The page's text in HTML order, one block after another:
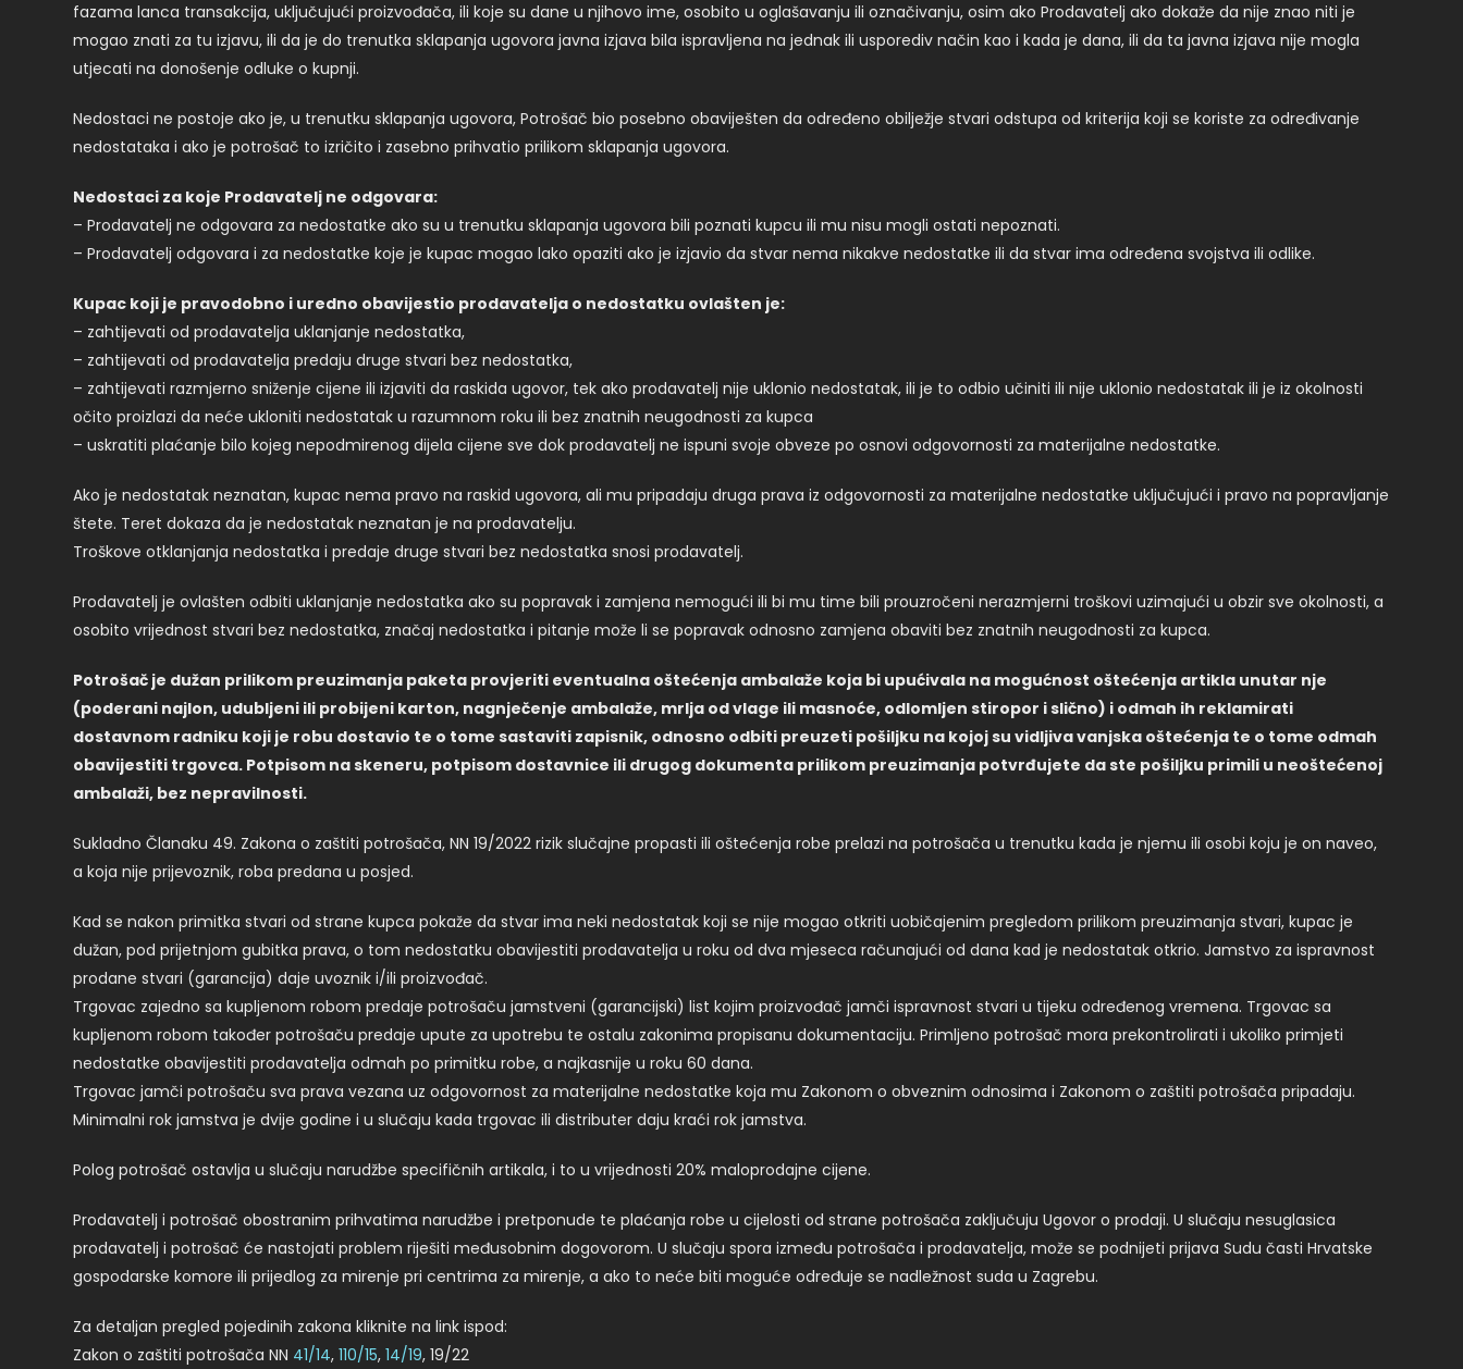
fazama lanca transakcija, uključujući proizvođača, ili koje su dane u njihovo ime, osobito u oglašavanju ili označivanju, osim ako Prodavatelj ako dokaže da nije znao niti je
mogao znati za tu izjavu, ili da je do trenutka sklapanja ugovora javna izjava bila ispravljena na jednak ili usporediv način kao i kada je dana, ili da ta javna izjava nije mogla
utjecati na donošenje odluke o kupnji.
Nedostaci ne postoje ako je, u trenutku sklapanja ugovora, Potrošač bio posebno obaviješten da određeno obilježje stvari odstupa od kriterija koji se koriste za određivanje
nedostataka i ako je potrošač to izričito i zasebno prihvatio prilikom sklapanja ugovora.
Nedostaci za koje Prodavatelj ne odgovara:
– Prodavatelj ne odgovara za nedostatke ako su u trenutku sklapanja ugovora bili poznati kupcu ili mu nisu mogli ostati nepoznati.
– Prodavatelj odgovara i za nedostatke koje je kupac mogao lako opaziti ako je izjavio da stvar nema nikakve nedostatke ili da stvar ima određena svojstva ili odlike.
Kupac koji je pravodobno i uredno obavijestio prodavatelja o nedostatku ovlašten je:
– zahtijevati od prodavatelja uklanjanje nedostatka,
– zahtijevati od prodavatelja predaju druge stvari bez nedostatka,
– zahtijevati razmjerno sniženje cijene ili izjaviti da raskida ugovor, tek ako prodavatelj nije uklonio nedostatak, ili je to odbio učiniti ili nije uklonio nedostatak ili je iz okolnosti
očito proizlazi da neće ukloniti nedostatak u razumnom roku ili bez znatnih neugodnosti za kupca
– uskratiti plaćanje bilo kojeg nepodmirenog dijela cijene sve dok prodavatelj ne ispuni svoje obveze po osnovi odgovornosti za materijalne nedostatke.
Ako je nedostatak neznatan, kupac nema pravo na raskid ugovora, ali mu pripadaju druga prava iz odgovornosti za materijalne nedostatke uključujući i pravo na popravljanje
štete. Teret dokaza da je nedostatak neznatan je na prodavatelju.
Troškove otklanjanja nedostatka i predaje druge stvari bez nedostatka snosi prodavatelj.
Prodavatelj je ovlašten odbiti uklanjanje nedostatka ako su popravak i zamjena nemogući ili bi mu time bili prouzročeni nerazmjerni troškovi uzimajući u obzir sve okolnosti, a
osobito vrijednost stvari bez nedostatka, značaj nedostatka i pitanje može li se popravak odnosno zamjena obaviti bez znatnih neugodnosti za kupca.
Potrošač je dužan prilikom preuzimanja paketa provjeriti eventualna oštećenja ambalaže koja bi upućivala na mogućnost oštećenja artikla unutar nje
(poderani najlon, udubljeni ili probijeni karton, nagnječenje ambalaže, mrlja od vlage ili masnoće, odlomljen stiropor i slično) i odmah ih reklamirati
dostavnom radniku koji je robu dostavio te o tome sastaviti zapisnik, odnosno odbiti preuzeti pošiljku na kojoj su vidljiva vanjska oštećenja te o tome odmah
obavijestiti trgovca. Potpisom na skeneru, potpisom dostavnice ili drugog dokumenta prilikom preuzimanja potvrđujete da ste pošiljku primili u neoštećenoj
ambalaži, bez nepravilnosti.
Sukladno Članaku 49. Zakona o zaštiti potrošača, NN 19/2022 rizik slučajne propasti ili oštećenja robe prelazi na potrošača u trenutku kada je njemu ili osobi koju je on naveo,
a koja nije prijevoznik, roba predana u posjed.
Kad se nakon primitka stvari od strane kupca pokaže da stvar ima neki nedostatak koji se nije mogao otkriti uobičajenim pregledom prilikom preuzimanja stvari, kupac je
dužan, pod prijetnjom gubitka prava, o tom nedostatku obavijestiti prodavatelja u roku od dva mjeseca računajući od dana kad je nedostatak otkrio. Jamstvo za ispravnost
prodane stvari (garancija) daje uvoznik i/ili proizvođač.
Trgovac zajedno sa kupljenom robom predaje potrošaču jamstveni (garancijski) list kojim proizvođač jamči ispravnost stvari u tijeku određenog vremena. Trgovac sa
kupljenom robom također potrošaču predaje upute za upotrebu te ostalu zakonima propisanu dokumentaciju. Primljeno potrošač mora prekontrolirati i ukoliko primjeti
nedostatke obavijestiti prodavatelja odmah po primitku robe, a najkasnije u roku 60 dana.
Trgovac jamči potrošaču sva prava vezana uz odgovornost za materijalne nedostatke koja mu Zakonom o obveznim odnosima i Zakonom o zaštiti potrošača pripadaju.
Minimalni rok jamstva je dvije godine i u slučaju kada trgovac ili distributer daju kraći rok jamstva.
Polog potrošač ostavlja u slučaju narudžbe specifičnih artikala, i to u vrijednosti 20% maloprodajne cijene.
Prodavatelj i potrošač obostranim prihvatima narudžbe i pretponude te plaćanja robe u cijelosti od strane potrošača zaključuju Ugovor o prodaji. U slučaju nesuglasica
prodavatelj i potrošač će nastojati problem riješiti međusobnim dogovorom. U slučaju spora između potrošača i prodavatelja, može se podnijeti prijava Sudu časti Hrvatske
gospodarske komore ili prijedlog za mirenje pri centrima za mirenje, a ako to neće biti moguće određuje se nadležnost suda u Zagrebu.
Za detaljan pregled pojedinih zakona kliknite na link ispod:
Zakon o zaštiti potrošača NN 41/14, 110/15, 14/19, 19/22